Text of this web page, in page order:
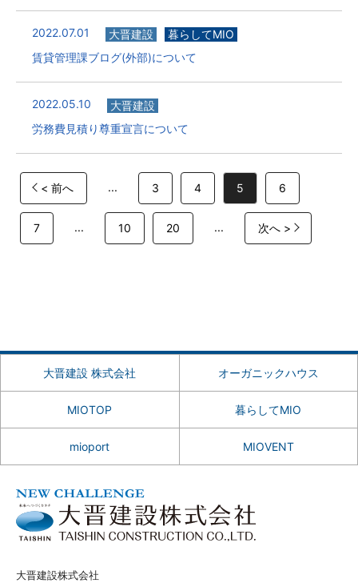
2022.07.01 大晋建設
暮らしてMIO
賃貸管理課ブログ(外部)について
2022.05.10
大晋建設
労務費見積り尊重宣言について
< 前へ ... 3 4 5 6
7 ... 10 20 ... 次へ >
大晋建設 株式会社 オーガニックハウス
MIOTOP 暮らしてMIO
mioport MIOVENT
大晋建設株式会社